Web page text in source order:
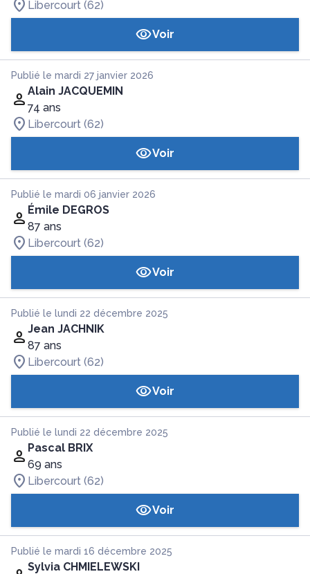
Libercourt (62)
Voir
Publié le mardi 27 janvier 2026
Alain JACQUEMIN
74 ans
Libercourt (62)
Voir
Publié le mardi 06 janvier 2026
Émile DEGROS
87 ans
Libercourt (62)
Voir
Publié le lundi 22 décembre 2025
Jean JACHNIK
87 ans
Libercourt (62)
Voir
Publié le lundi 22 décembre 2025
Pascal BRIX
69 ans
Libercourt (62)
Voir
Publié le mardi 16 décembre 2025
Sylvia CHMIELEWSKI